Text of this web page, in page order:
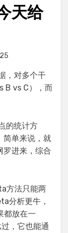
天给
，对多个干
B vs C），而
的统计方
简单来说，就
罗进来，综合
方法只能两
分析更牛，
都放在一
，它也能通